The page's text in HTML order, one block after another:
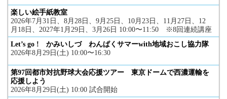
楽しい絵手紙教室
2026年7月31日、8月28日、9月25日、10月23日、11月27日、12
月18日、2027年1月29日、3月26日 10:00〜11:50 ※8回連続講座
Let’s go ! かみいしづ わんぱくサマーwith地域おこし協力隊
2026年8月29日(土) 10:00〜16:30
第97回都市対抗野球大会応援ツアー 東京ドームで西濃運輸を
応援しよう
2026年8月29日(土) 10:00 試合開始